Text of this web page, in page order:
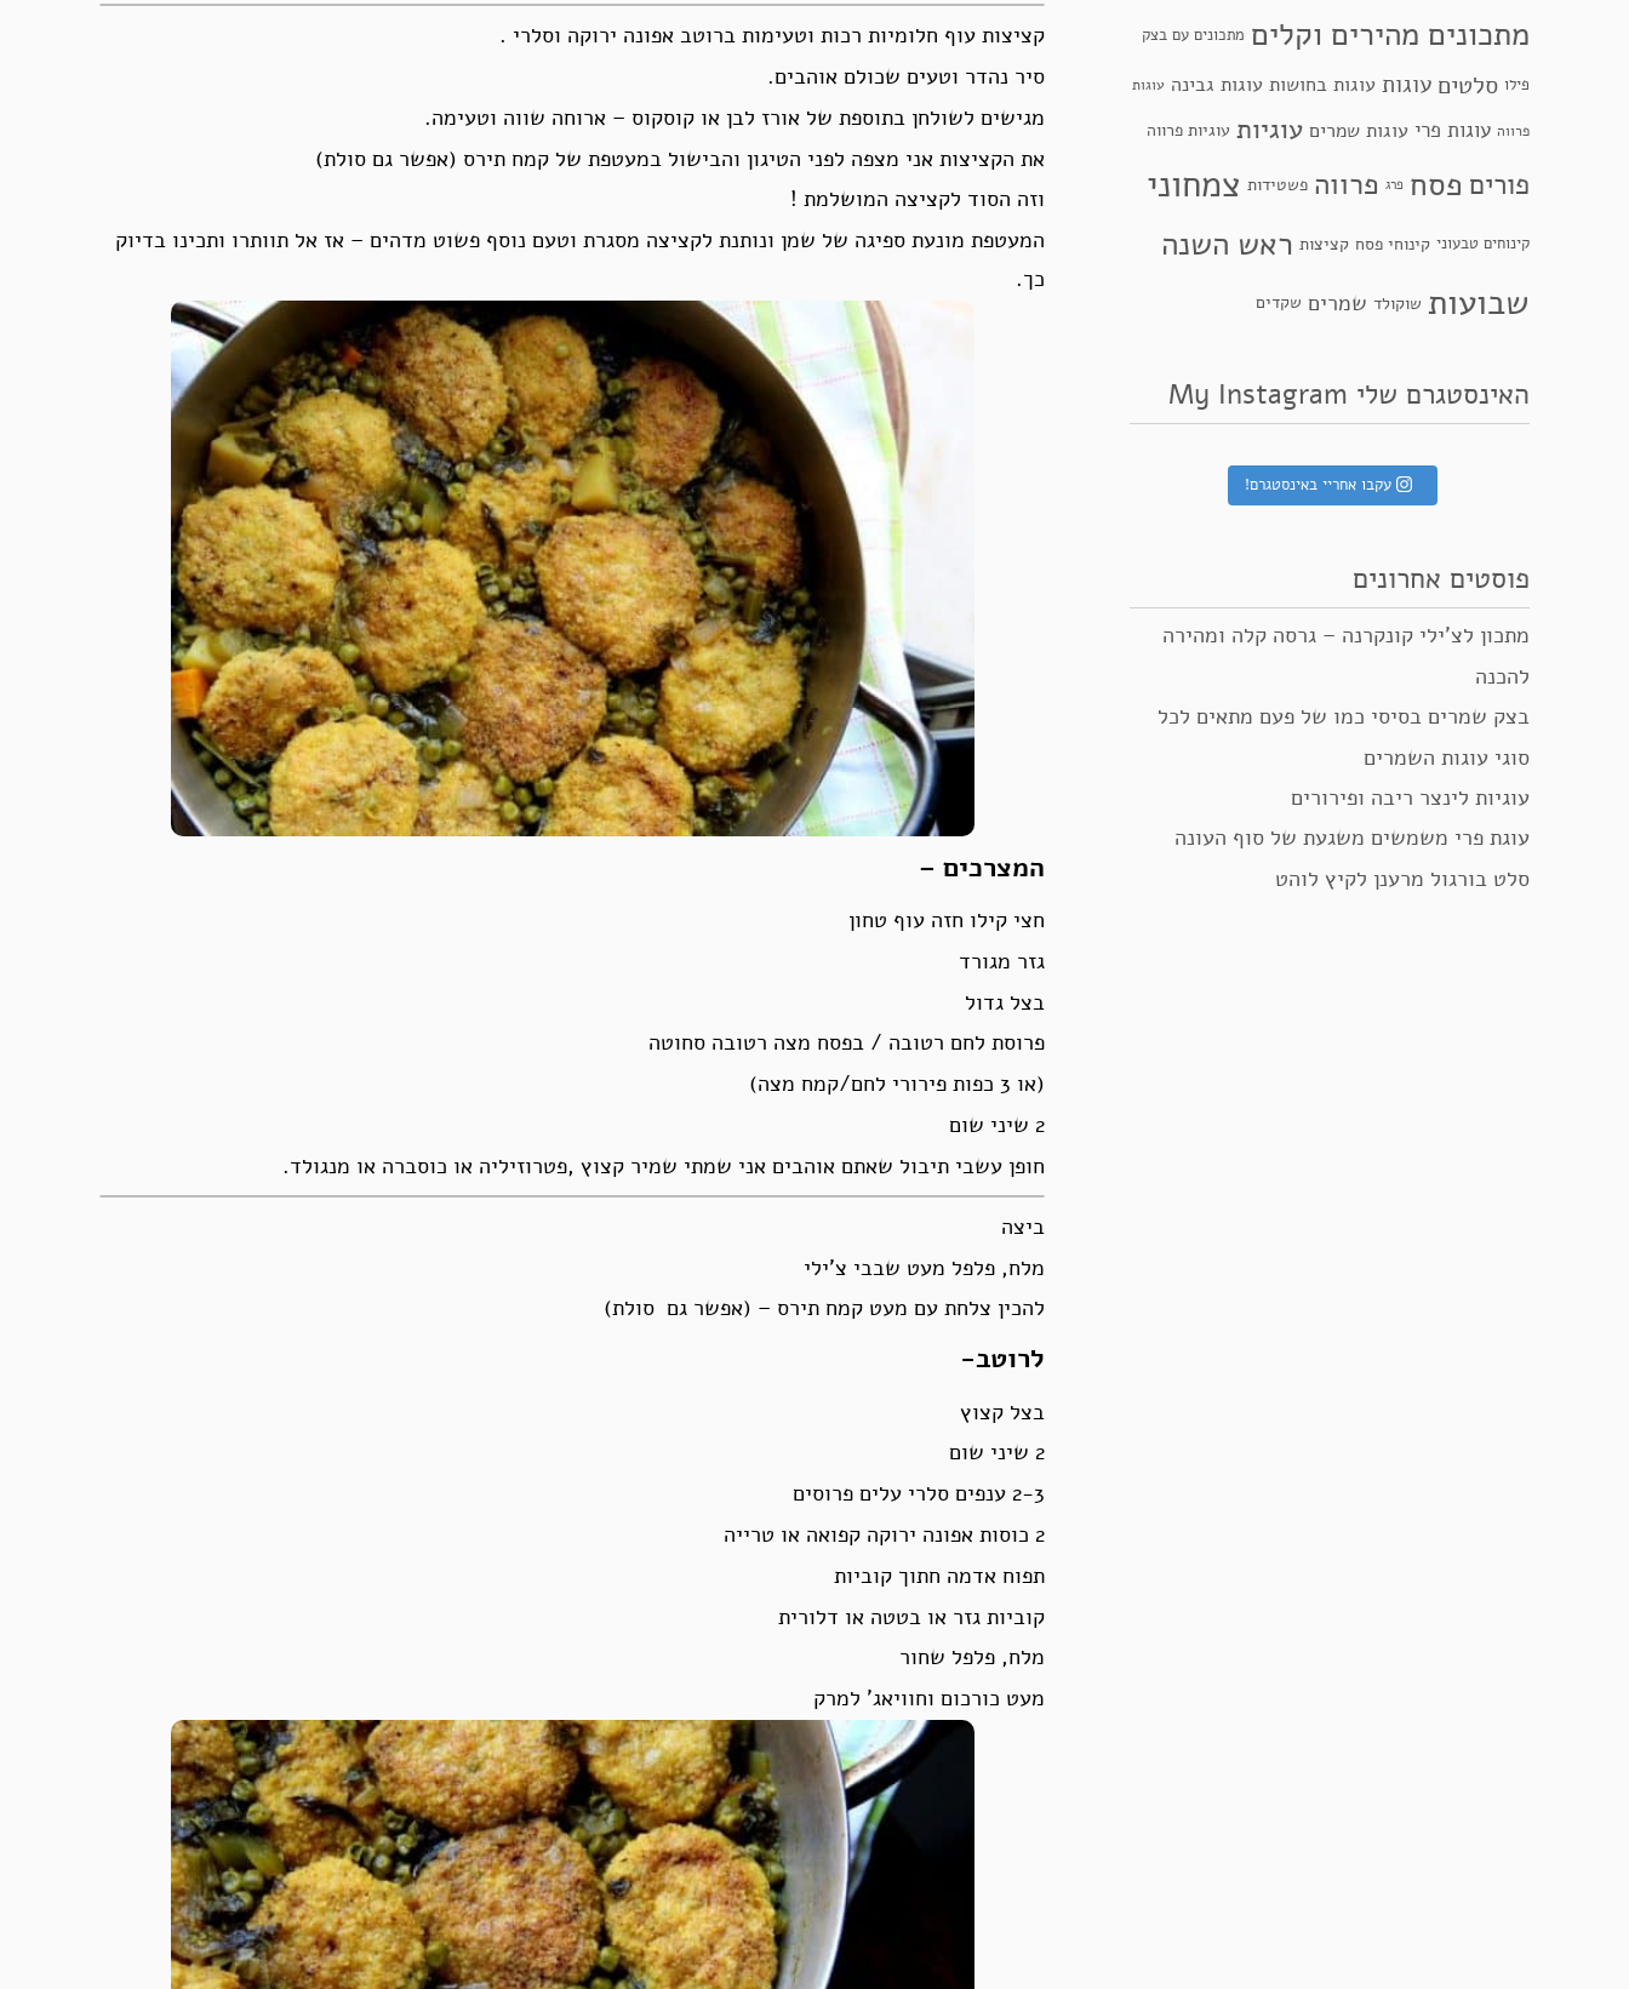
קציצות עוף חלומיות רכות וטעימות ברוטב אפונה ירוקה וסלרי .
סיר נהדר וטעים שכולם אוהבים.
מגישים לשולחן בתוספת של אורז לבן או קוסקוס – ארוחה שווה וטעימה.
את הקציצות אני מצפה לפני הטיגון והבישול במעטפת של קמח תירס (אפשר גם סולת)
וזה הסוד לקציצה המושלמת !
המעטפת מונעת ספיגה של שמן ונותנת לקציצה מסגרת וטעם נוסף פשוט מדהים – אז אל תוותרו ותכינו בדיוק
כך.
המצרכים –
חצי קילו חזה עוף טחון
גזר מגורד
בצל גדול
פרוסת לחם רטובה / בפסח מצה רטובה סחוטה
(או 3 כפות פירורי לחם/קמח מצה)
2 שיני שום
חופן עשבי תיבול שאתם אוהבים אני שמתי שמיר קצוץ ,פטרוזיליה או כוסברה או מנגולד.
ביצה
מלח, פלפל מעט שבבי צ’ילי
להכין צלחת עם מעט קמח תירס – (אפשר גם סולת)
לרוטב-
בצל קצוץ
2 שיני שום
2-3 ענפים סלרי עלים פרוסים
2 כוסות אפונה ירוקה קפואה או טרייה
תפוח אדמה חתוך קוביות
קוביות גזר או בטטה או דלורית
מלח, פלפל שחור
מעט כורכום וחוויאג’ למרק
מתכונים מהירים וקלים מתכונים עם בצק
פילו סלטים עוגות עוגות בחושות עוגות גבינה עוגות
פרווה עוגות פרי עוגות שמרים עוגיות עוגיות פרווה
פורים פסח פרג פרווה פשטידות צמחוני
קינוחים טבעוני קינוחי פסח קציצות ראש השנה
שבועות שוקולד שמרים שקדים
האינסטגרם שלי My Instagram
עקבו אחריי באינסטגרם!
פוסטים אחרונים
מתכון לצ’ילי קונקרנה – גרסה קלה ומהירה
להכנה
בצק שמרים בסיסי כמו של פעם מתאים לכל
סוגי עוגות השמרים
עוגיות לינצר ריבה ופירורים
עוגת פרי משמשים משגעת של סוף העונה
סלט בורגול מרענן לקיץ לוהט